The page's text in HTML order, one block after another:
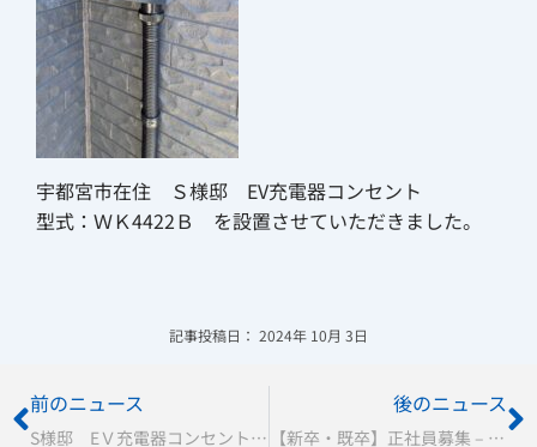
宇都宮市在住 Ｓ様邸 EV充電器コンセント
型式：ＷＫ4422Ｂ を設置させていただきました。
記事投稿日： 2024年 10月 3日
Prev
前のニュース
S様邸 EＶ充電器コンセント(電気自動車充電用）設置させていただきました。
後のニュース
【新卒・既卒】正社員募集 – 電気工事（主に現場管理）